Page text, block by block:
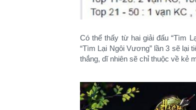
Có thể thấy từ hai giải đấu “Tìm
“Tìm Lại Ngôi Vương” lần 3 sẽ lại
thắng, dĩ nhiên sẽ chỉ thuộc về kẻ